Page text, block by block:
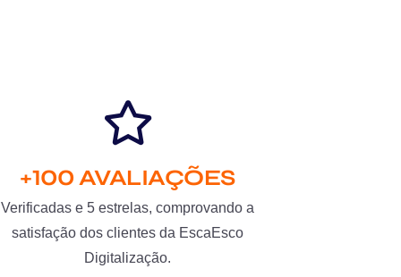
+100 AVALIAÇÕES
Verificadas e 5 estrelas, comprovando a
satisfação dos clientes da EscaEsco
Digitalização.